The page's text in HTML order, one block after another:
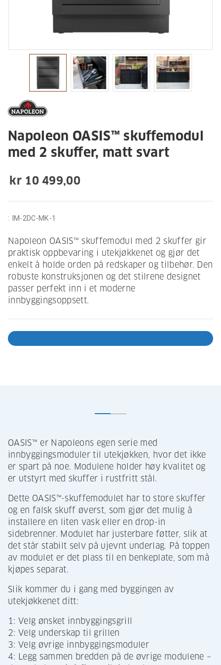
Napoleon OASIS™ skuffemodul
med 2 skuffer, matt svart
kr 10 499,00
: IM-2DC-MK-1
Napoleon OASIS™ skuffemodul med 2 skuffer gir
praktisk oppbevaring i utekjøkkenet og gjør det
enkelt å holde orden på redskaper og tilbehør. Den
robuste konstruksjonen og det stilrene designet
passer perfekt inn i et moderne
innbyggingsoppsett.
OASIS™ er Napoleons egen serie med
innbyggingsmoduler til utekjøkken, hvor det ikke
er spart på noe. Modulene holder høy kvalitet og
er utstyrt med skuffer i rustfritt stål.
Dette OASIS™-skuffemodulet har to store skuffer
og en falsk skuff øverst, som gjør det mulig å
installere en liten vask eller en drop-in
sidebrenner. Modulet har justerbare føtter, slik at
det står stabilt selv på ujevnt underlag. På toppen
av modulet er det plass til en benkeplate, som må
kjøpes separat.
Slik kommer du i gang med byggingen av
utekjøkkenet ditt:
1: Velg ønsket innbyggingsgrill
2: Velg underskap til grillen
3: Velg øvrige innbyggingsmoduler
4: Legg sammen bredden på de øvrige modulene –